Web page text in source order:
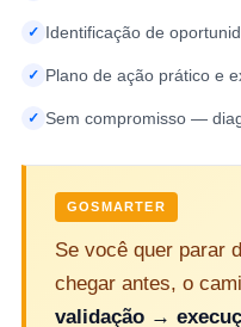
✓ Identificação de
✓ Plano de ação prático e
✓ Sem compromisso —
GOSMARTER
Se você quer parar
chegar antes, o
validação →